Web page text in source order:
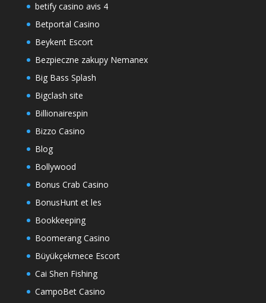
betify casino avis 4
Betportal Casino
Beykent Escort
Bezpieczne zakupy Nemanex
Big Bass Splash
Bigclash site
Billionairespin
Bizzo Casino
Blog
Bollywood
Bonus Crab Casino
BonusHunt et les
Bookkeeping
Boomerang Casino
Büyükçekmece Escort
Cai Shen Fishing
CampoBet Casino